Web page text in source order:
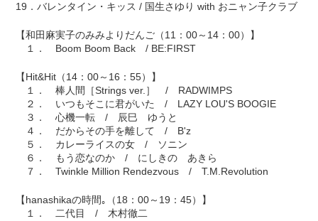
19．バレンタイン・キッス / 国生さゆり with おニャン子クラブ
【和田麻実子のみみよりだんご（11：00～14：00）】
１． Boom Boom Back / BE:FIRST
【Hit&Hit（14：00～16：55）】
１． 棒人間［Strings ver.］ / RADWIMPS
２． いつもそこに君がいた / LAZY LOU'S BOOGIE
３． 心機一転 / 辰巳 ゆうと
４． だからその手を離して / B'z
５． カレーライスの女 / ソニン
６． もう恋なのか / にしきの あきら
７． Twinkle Million Rendezvous / T.M.Revolution
【hanashikaの時間｡（18：00～19：45）】
１． 二代目 / 木村徹二